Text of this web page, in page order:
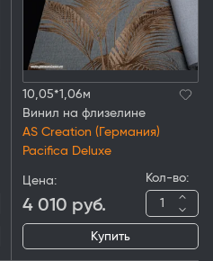
10,05*1,06м
Винил на флизелине
AS Creation (Германия)
Pacifica Deluxe
Цена:
4 010 руб.
Кол-во:
Купить